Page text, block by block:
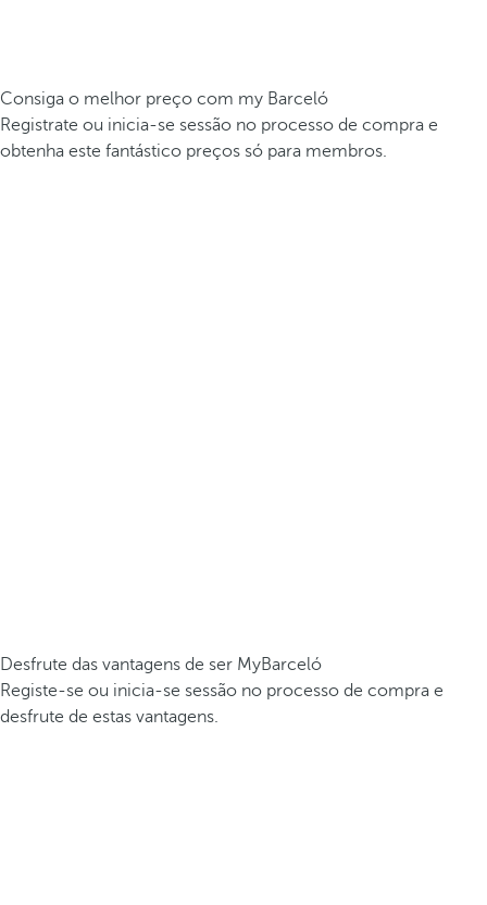
Consiga o melhor preço com my Barceló
Registrate ou inicia-se sessão no processo de compra e
obtenha este fantástico preços só para membros.
Desfrute das vantagens de ser MyBarceló
Registe-se ou inicia-se sessão no processo de compra e
desfrute de estas vantagens.